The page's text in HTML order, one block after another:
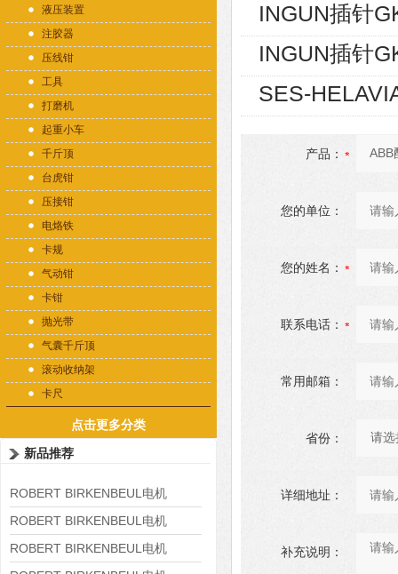
液压装置
注胶器
压线钳
工具
打磨机
起重小车
千斤顶
台虎钳
压接钳
电烙铁
卡规
气动钳
卡钳
抛光带
气囊千斤顶
滚动收纳架
卡尺
点击更多分类
新品推荐
ROBERT BIRKENBEUL电机
8APE225M-4-IE3
ROBERT BIRKENBEUL电机
8APE180L-4 IE3
ROBERT BIRKENBEUL电机
INGUN插针
INGUN插针
SES-
产品：
您的单位：
您的姓名：
联系电话：
常用邮箱：
省份：
详细地址：
补充说明：